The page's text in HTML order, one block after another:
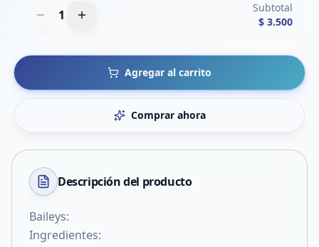
1
Subtotal
$ 3.500
Agregar al carrito
Comprar ahora
Descripción del producto
Baileys:
Ingredientes: